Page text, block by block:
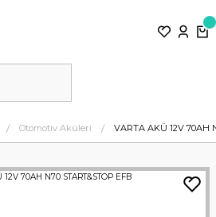
Otomotiv Aküleri VARTA AKÜ 12V 70AH